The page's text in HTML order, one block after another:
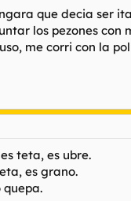
que decia ser
los pezones
me corri con la
teta, es ubre.
es grano.